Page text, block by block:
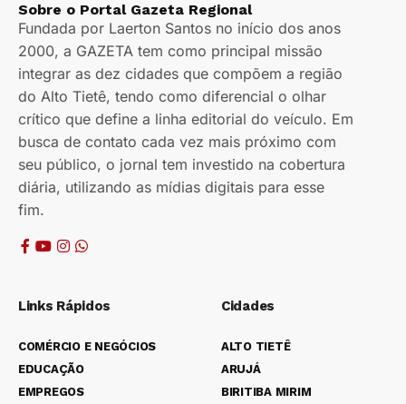
Sobre o Portal Gazeta Regional
Fundada por Laerton Santos no início dos anos
2000, a GAZETA tem como principal missão
integrar as dez cidades que compõem a região
do Alto Tietê, tendo como diferencial o olhar
crítico que define a linha editorial do veículo. Em
busca de contato cada vez mais próximo com
seu público, o jornal tem investido na cobertura
diária, utilizando as mídias digitais para esse
fim.
Links Rápidos
COMÉRCIO E NEGÓCIOS
EDUCAÇÃO
EMPREGOS
Cidades
ALTO TIETÊ
ARUJÁ
BIRITIBA MIRIM